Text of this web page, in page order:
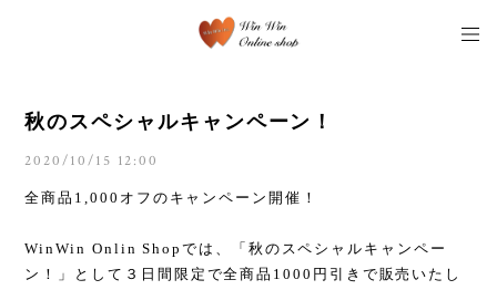
秋のスペシャルキャンペーン！
2020/10/15 12:00
全商品1,000オフのキャンペーン開催！
WinWin Onlin Shopでは、「秋のスペシャルキャンペー
ン！」として３日間限定で全商品1000円引きで販売いたし